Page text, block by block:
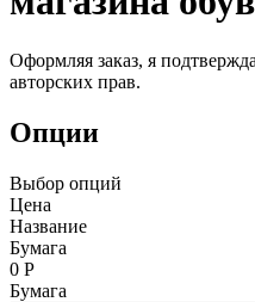
Оформляя заказ, я
авторских прав.
Опции
Выбор опций
Цена
Название
Бумага
0 Р
Бумага